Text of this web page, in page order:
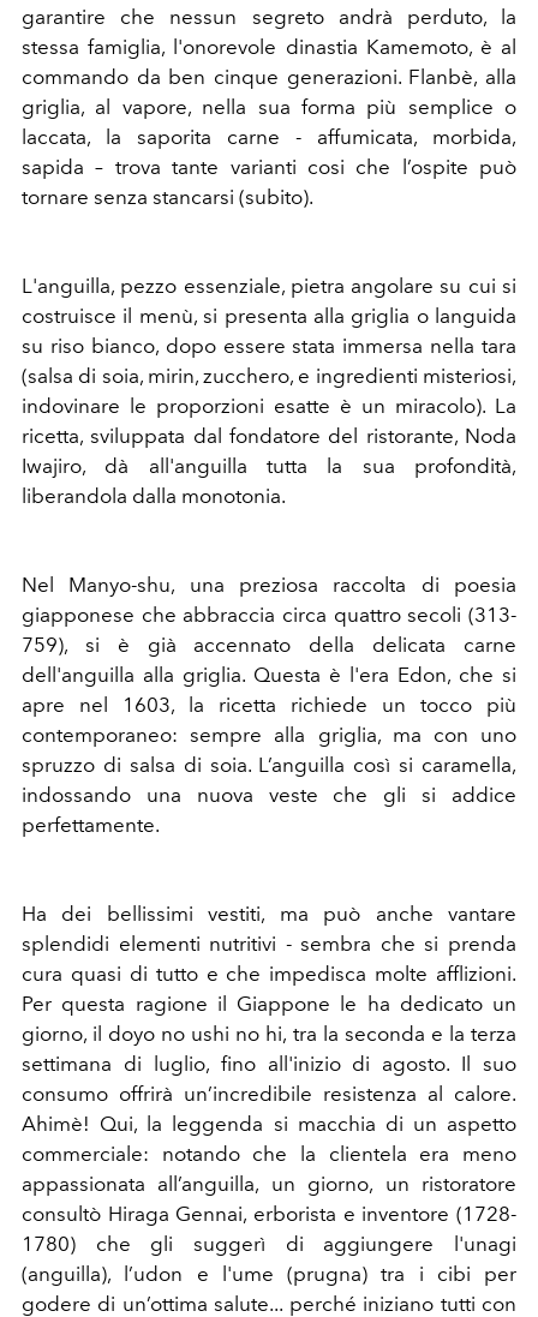
garantire che nessun segreto andrà perduto, la
stessa famiglia, l'onorevole dinastia Kamemoto, è al
commando da ben cinque generazioni. Flanbè, alla
griglia, al vapore, nella sua forma più semplice o
laccata, la saporita carne - affumicata, morbida,
sapida – trova tante varianti cosi che l’ospite può
tornare senza stancarsi (subito).
L'anguilla, pezzo essenziale, pietra angolare su cui si
costruisce il menù, si presenta alla griglia o languida
su riso bianco, dopo essere stata immersa nella tara
(salsa di soia, mirin, zucchero, e ingredienti misteriosi,
indovinare le proporzioni esatte è un miracolo). La
ricetta, sviluppata dal fondatore del ristorante, Noda
Iwajiro, dà all'anguilla tutta la sua profondità,
liberandola dalla monotonia.
Nel Manyo-shu, una preziosa raccolta di poesia
giapponese che abbraccia circa quattro secoli (313-
759), si è già accennato della delicata carne
dell'anguilla alla griglia. Questa è l'era Edon, che si
apre nel 1603, la ricetta richiede un tocco più
contemporaneo: sempre alla griglia, ma con uno
spruzzo di salsa di soia. L’anguilla così si caramella,
indossando una nuova veste che gli si addice
perfettamente.
Ha dei bellissimi vestiti, ma può anche vantare
splendidi elementi nutritivi - sembra che si prenda
cura quasi di tutto e che impedisca molte afflizioni.
Per questa ragione il Giappone le ha dedicato un
giorno, il doyo no ushi no hi, tra la seconda e la terza
settimana di luglio, fino all'inizio di agosto. Il suo
consumo offrirà un’incredibile resistenza al calore.
Ahimè! Qui, la leggenda si macchia di un aspetto
commerciale: notando che la clientela era meno
appassionata all’anguilla, un giorno, un ristoratore
consultò Hiraga Gennai, erborista e inventore (1728-
1780) che gli suggerì di aggiungere l'unagi
(anguilla), l’udon e l'ume (prugna) tra i cibi per
godere di un’ottima salute... perché iniziano tutti con